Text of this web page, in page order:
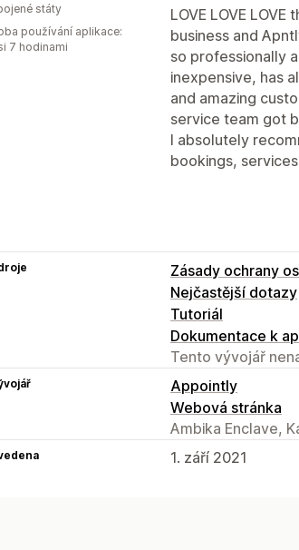
LOVE LOVE
business and
so professionally
inexpensive, has
and amazing
service team got
I absolutely
bookings,
státy
používání aplikace:
7 hodinami
Zásady ochrany
Nejčastější dotazy
Tutoriál
Dokumentace k
Tento vývojář
Appointly
Webová stránka
Ambika Enclave,
1. září 2021